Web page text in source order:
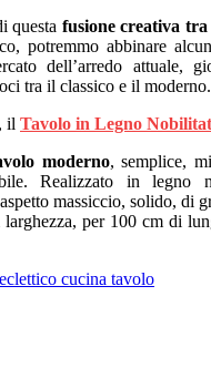
questa fusione creativa tra
potremmo abbinare
dell’arredo attuale,
tra il classico e il moderno.
il Tavolo in Legno
moderno, semplice,
Realizzato in legno
massiccio, solido, di
per 100 cm di